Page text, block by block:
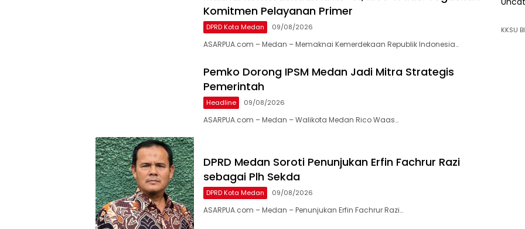
Komitmen Pelayanan Primer
DPRD Kota Medan 09/08/2026
ASARPUA.com – Medan – Memaknai Kemerdekaan Republik Indonesia…
Pemko Dorong IPSM Medan Jadi Mitra Strategis
Pemerintah
Headline 09/08/2026
ASARPUA.com – Medan – Walikota Medan Rico Waas…
DPRD Medan Soroti Penunjukan Erfin Fachrur Razi
sebagai Plh Sekda
DPRD Kota Medan 09/08/2026
ASARPUA.com – Medan – Penunjukan Erfin Fachrur Razi…
KKSU BI